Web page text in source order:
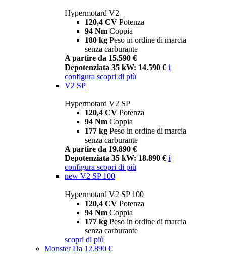
Hypermotard V2
120,4 CV Potenza
94 Nm Coppia
180 kg Peso in ordine di marcia
senza carburante
A partire da 15.590 €
Depotenziata 35 kW: 14.590 € i
configura scopri di più
V2 SP
Hypermotard V2 SP
120,4 CV Potenza
94 Nm Coppia
177 kg Peso in ordine di marcia
senza carburante
A partire da 19.890 €
Depotenziata 35 kW: 18.890 € i
configura scopri di più
new V2 SP 100
Hypermotard V2 SP 100
120,4 CV Potenza
94 Nm Coppia
177 kg Peso in ordine di marcia
senza carburante
scopri di più
MonsterDa 12.890 €